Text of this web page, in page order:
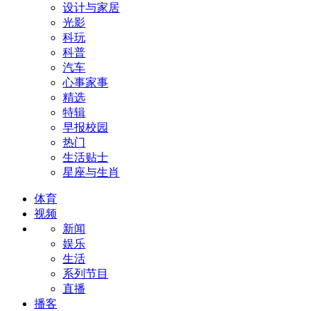
设计与家居
光影
科玩
科普
汽车
心事家事
精选
特辑
早报校园
热门
生活贴士
星座与生肖
体育
视频
新闻
娱乐
生活
系列节目
直播
播客